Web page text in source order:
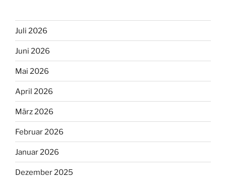
Juli 2026
Juni 2026
Mai 2026
April 2026
März 2026
Februar 2026
Januar 2026
Dezember 2025